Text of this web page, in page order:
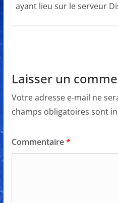
ayant lieu sur le serveur
Laisser un
Votre adresse e-mail ne
champs obligatoires sont
Commentaire*